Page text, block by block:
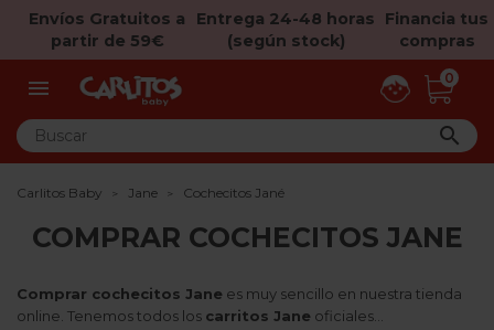
Envíos Gratuitos a
partir de 59€
Entrega 24-48 horas
(según stock)
Financia tus
compras
 0

Carlitos Baby Jane Cochecitos Jané
COMPRAR COCHECITOS JANE
Comprar cochecitos Jane es muy sencillo en nuestra tienda
online. Tenemos todos los carritos Jane oficiales...